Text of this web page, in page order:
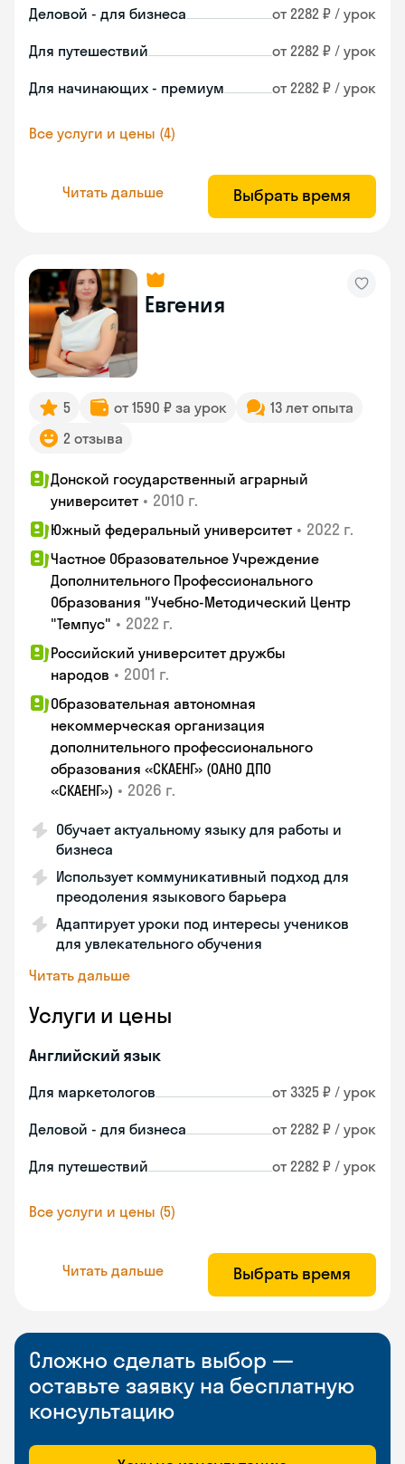
Деловой - для бизнеса от 2282 ₽ / урок
Для путешествий от 2282 ₽ / урок
Для начинающих - премиум от 2282 ₽ / урок
Все услуги и цены (4)
Читать дальше Выбрать время
Евгения
5 от 1590 ₽ за урок
13 лет опыта
2 отзыва
Донской государственный аграрный
университет • 2010 г.
Южный федеральный университет • 2022 г.
Частное Образовательное Учреждение
Дополнительного Профессионального
Образования "Учебно-Методический Центр
"Темпус" • 2022 г.
Российский университет дружбы
народов • 2001 г.
Образовательная автономная
некоммерческая организация
дополнительного профессионального
образования «СКАЕНГ» (ОАНО ДПО
«СКАЕНГ») • 2026 г.
Обучает актуальному языку для работы и
бизнеса
Использует коммуникативный подход для
преодоления языкового барьера
Адаптирует уроки под интересы учеников
для увлекательного обучения
Читать дальше
Услуги и цены
Английский язык
Для маркетологов от 3325 ₽ / урок
Деловой - для бизнеса от 2282 ₽ / урок
Для путешествий от 2282 ₽ / урок
Все услуги и цены (5)
Читать дальше Выбрать время
Сложно сделать выбор —
оставьте заявку на бесплатную
консультацию